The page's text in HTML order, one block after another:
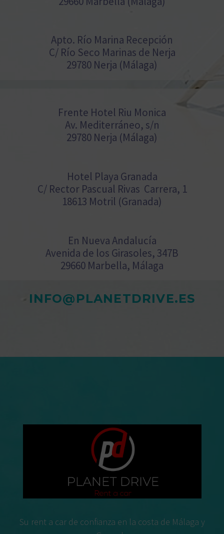
Apto. Río Marina Recepción
C/ Río Seco Marinas de Nerja
29780 Nerja (Málaga)
Frente Hotel Riu Monica
Av. Mediterráneo, s/n
29780 Nerja (Málaga)
Hotel Playa Granada
C/ Rector Pascual Rivas Carrera, 1
18613 Motril (Granada)
En Nueva Andalucía
Avenida de los Girasoles, 347B
29660 Marbella, Málaga
INFO@PLANETDRIVE.ES
Su rent a car de confianza en la costa de Málaga y